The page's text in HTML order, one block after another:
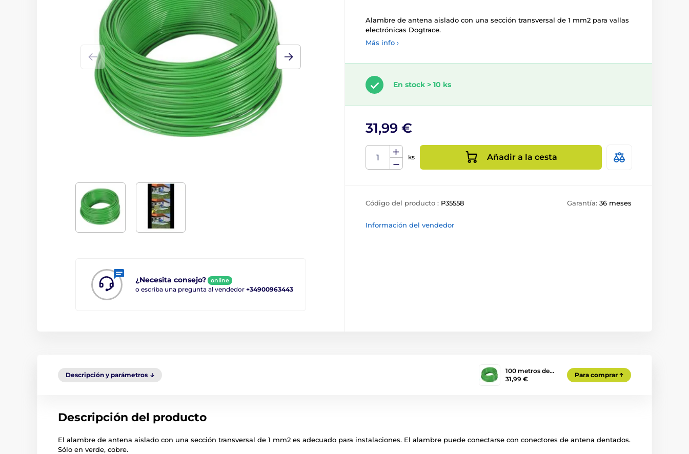
¿Necesita consejo? online
o escriba una pregunta al vendedor +34900963443
Alambre de antena aislado con una sección transversal de 1 mm2 para vallas
electrónicas Dogtrace.
Más info ›
En stock > 10 ks
31,99 €
ks Añadir a la cesta
Código del producto : P35558 Garantía: 36 meses
Información del vendedor
Descripción y parámetros
100 metros de…
31,99 €
Para comprar
Descripción del producto
El alambre de antena aislado con una sección transversal de 1 mm2 es adecuado para instalaciones. El alambre puede conectarse con conectores de antena dentados.
Sólo en verde, cobre.